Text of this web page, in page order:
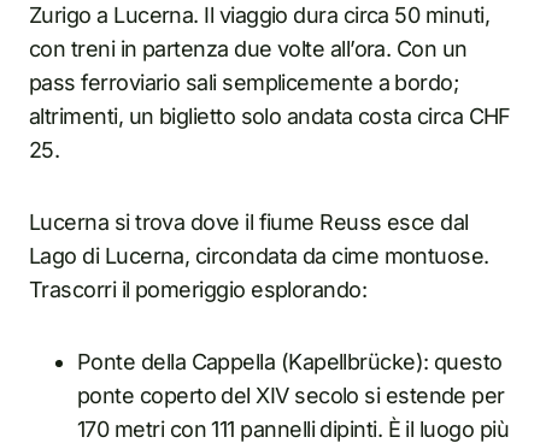
Zurigo a Lucerna. Il viaggio dura circa 50 minuti,
con treni in partenza due volte all’ora. Con un
pass ferroviario sali semplicemente a bordo;
altrimenti, un biglietto solo andata costa circa CHF
25.
Lucerna si trova dove il fiume Reuss esce dal
Lago di Lucerna, circondata da cime montuose.
Trascorri il pomeriggio esplorando:
Ponte della Cappella (Kapellbrücke): questo
ponte coperto del XIV secolo si estende per
170 metri con 111 pannelli dipinti. È il luogo più